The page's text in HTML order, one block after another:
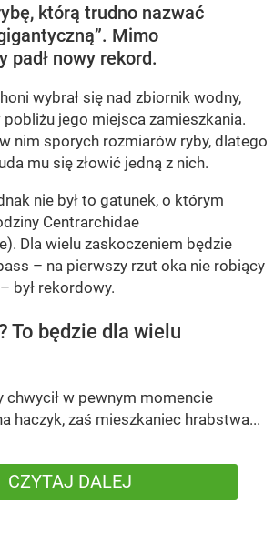
którą trudno nazwać
Mimo
padł nowy rekord.
wybrał się nad zbiornik wodny,
jego miejsca zamieszkania.
nim sporych rozmiarów ryby, dlatego
mu się złowić jedną z nich.
nie był to gatunek, o którym
Centrarchidae
Dla wielu zaskoczeniem będzie
– na pierwszy rzut oka nie robiący
był rekordowy.
To będzie dla wielu
w pewnym momencie
haczyk, zaś mieszkaniec hrabstwa...
CZYTAJ DALEJ